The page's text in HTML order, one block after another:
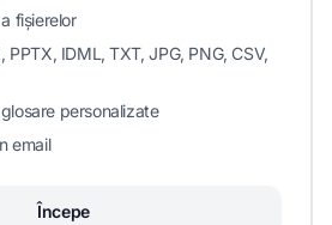
fișierelor
PPTX, IDML, TXT, JPG, PNG, CSV,
personalizate
email
Începe